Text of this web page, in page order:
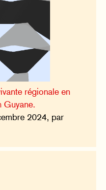
régionale en
Guyane.
2024, par